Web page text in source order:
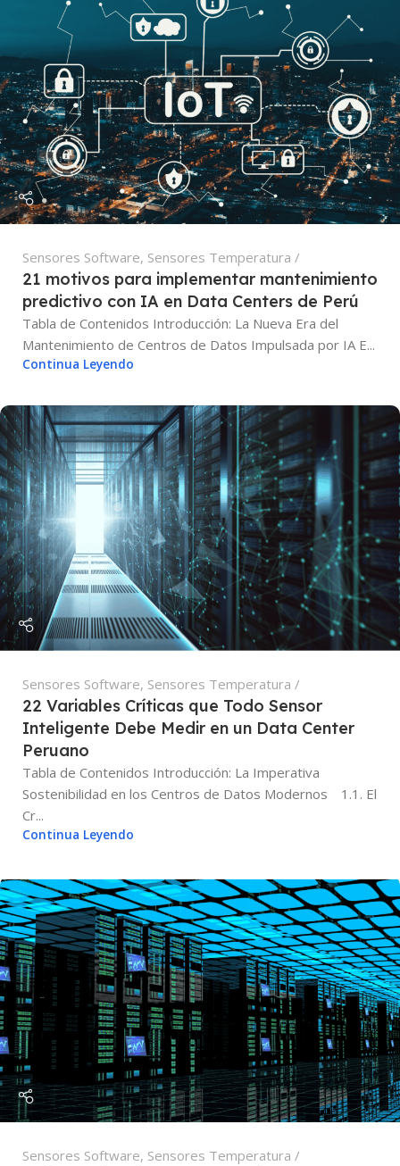
Sensores Software, Sensores Temperatura
21 motivos para implementar mantenimiento
predictivo con IA en Data Centers de Perú
Tabla de Contenidos Introducción: La Nueva Era del
Mantenimiento de Centros de Datos Impulsada por IA E...
Continua Leyendo
Sensores Software, Sensores Temperatura
22 Variables Críticas que Todo Sensor
Inteligente Debe Medir en un Data Center
Peruano
Tabla de Contenidos Introducción: La Imperativa
Sostenibilidad en los Centros de Datos Modernos 1.1. El
Cr...
Continua Leyendo
Sensores Software, Sensores Temperatura